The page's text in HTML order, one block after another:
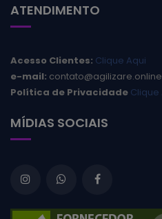
ATENDIMENTO
Acesso Clientes: Clique Aqui
e-mail: contato@agilizare.online
Política de Privacidade Clique
MÍDIAS SOCIAIS